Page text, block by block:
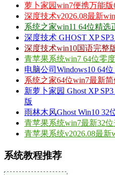
萝卜家园win7便携万能版
深度技术v2026.08最新
系统之家win11 64位精选
深度技术 GHOST XP
深度技术win10国语完整
青苹果系统win7 64位零
电脑公司Windows10 64
系统之家64位win7最新简
新萝卜家园 Ghost XP
版
雨林木风Ghost Win10 32
青苹果系统win7最新32
青苹果系统v2026.08最新
系统教程推荐